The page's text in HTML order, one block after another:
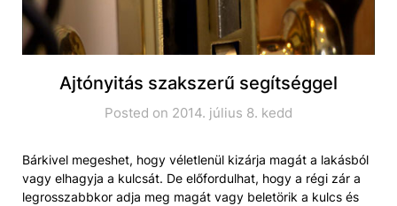
Ajtónyitás szakszerű segítséggel
Posted on 2014. július 8. kedd
Bárkivel megeshet, hogy véletlenül kizárja magát a lakásból
vagy elhagyja a kulcsát. De előfordulhat, hogy a régi zár a
legrosszabbkor adja meg magát vagy beletörik a kulcs és